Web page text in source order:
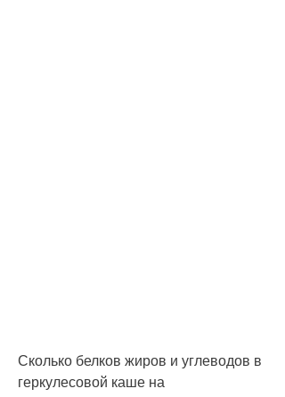
Сколько белков жиров и углеводов в
геркулесовой каше на